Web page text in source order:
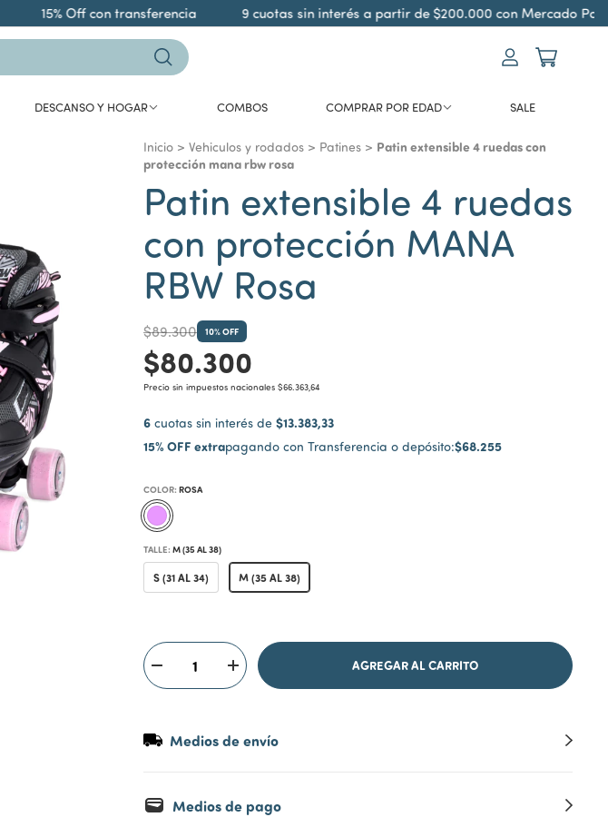
15% Off con transferencia 9 cuotas sin interés a partir de $200.000 con Mercado Pago
DESCANSO Y HOGAR COMBOS COMPRAR POR EDAD SALE
Inicio > Vehiculos y rodados > Patines > Patin extensible 4 ruedas con
protección mana rbw rosa
Patin extensible 4 ruedas
con protección MANA
RBW Rosa
$89.300 10% OFF
$80.300
Precio sin impuestos nacionales $66.363,64
6 cuotas sin interés de $13.383,33
15% OFF extrapagando con Transferencia o depósito:$68.255
COLOR: ROSA
TALLE: M (35 AL 38)
S (31 AL 34) M (35 AL 38)
Medios de envío
Medios de pago